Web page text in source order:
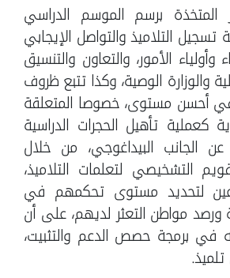
المتخذة برسم الموسم الدراسي
تسجيل التلاميذ والتواصل الإيجابي
وأولياء الأمور، والتعاون والتنسيق
والوزارة الوصية، وكذا تتبع ظروف
في أحسن مستوى، خصوصا المتعلقة
كعملية تأهيل الحجرات الدراسية
الجانب البيداغوجي، من خلال
التشخيصي لتعلمات التلاميذ،
لتحديد مستوى تحكمهم في
ورصد مواطن التعثر لديهم، على أن
في برمجة حصص الدعم والتثبيت،